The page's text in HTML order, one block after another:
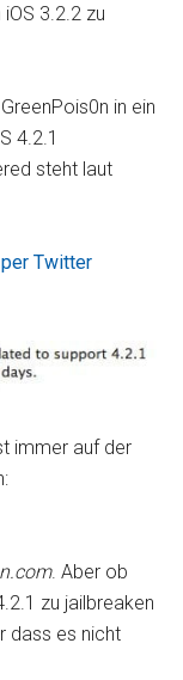
3.2.2 zu
in ein
4.2.1
steht laut
Twitter
immer auf der
. Aber ob
zu jailbreaken
dass es nicht